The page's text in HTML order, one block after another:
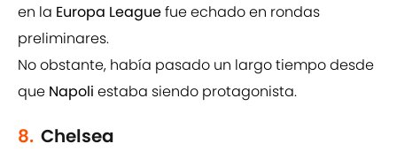
en la Europa Leaguefue echado en rondas
preliminares.
No obstante, había pasado un largo tiempo desde
que Napoli estaba siendo protagonista.
8. Chelsea